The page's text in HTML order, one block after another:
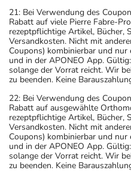
21: Bei Verwendung des
Rabatt auf viele Pierre Fabre-
rezeptpflichtige Artikel, Bücher,
Versandkosten. Nicht mit
Coupons) kombinierbar und
und in der APONEO App.
solange der Vorrat reicht. Wir
zu beenden. Keine
22: Bei Verwendung des
Rabatt auf ausgewählte
rezeptpflichtige Artikel, Bücher,
Versandkosten. Nicht mit
Coupons) kombinierbar und
und in der APONEO App.
solange der Vorrat reicht. Wir
zu beenden. Keine